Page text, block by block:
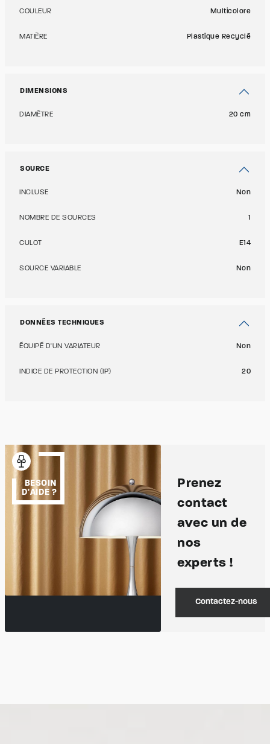
COULEUR Multicolore
MATIÈRE Plastique Recyclé
DIMENSIONS
DIAMÈTRE 20 cm
SOURCE
INCLUSE Non
NOMBRE DE SOURCES 1
CULOT E14
SOURCE VARIABLE Non
DONNÉES TECHNIQUES
ÉQUIPÉ D'UN VARIATEUR Non
INDICE DE PROTECTION (IP) 20
BESOIN
D'AIDE ?
Prenez
contact
avec un de
nos
experts !
Contactez-nous